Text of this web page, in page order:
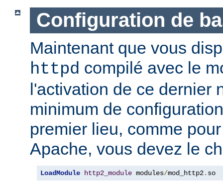
Configuration de
Maintenant que vous
httpd compilé avec le
l'activation de ce dernier
minimum de
premier lieu, comme
Apache, vous devez le
LoadModule http2_module modules/mod_http2. so